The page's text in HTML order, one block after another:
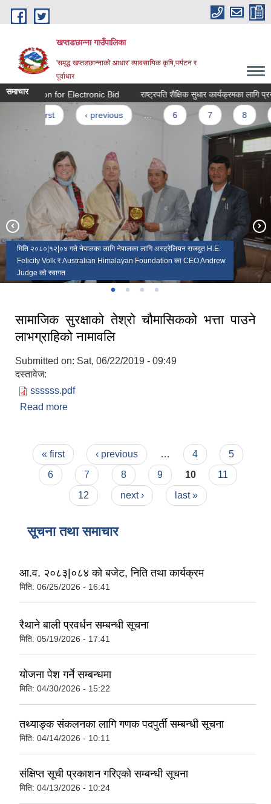
Skip to main content
खप्तडछान्ना गाउँपालिका
'समृद्ध खप्तडछान्नाको आधार' व्यावसायिक कृषि,पर्यटन र
पूर्वाधार
समाचार
Invitation for Electronic Bid राष्ट्रपति शैक्षिक सुधार कार्यक्रमका लागि
Pages ‹ previous …
मिति २०८०|१२|०४ गते नेपालका लागि नेपालका लागि अस्ट्रेलियन राजदुत H.E.
Felicity Volk र Australian Himalayan Foundation का CEO Andrew
Judge को स्वागत
माझिगाउबाट पर्यटक खप्तड जादै
लोखाडा
पालिकाका केही जनप्रतिनिधी , कर्मचारी तथा संघ संस्थाका प्रतिनिधिहरु
सामाजिक सुरक्षाको तेश्रो चौमासिकको भत्ता पाउने
लाभग्राहिको नामावलि
Submitted on: Sat, 06/22/2019 - 09:49
दस्तावेज:
ssssss.pdf
Read more
Pages
« first ‹ previous … 4
5
6
7 8 9 10
11
12
next › last »
सूचना तथा समाचार
आ.व. २०८३|०८४ को बजेट, निति तथा कार्यक्रम
मिति: 06/25/2026 - 16:41
रैथाने बाली प्रवर्धन सम्बन्धी सूचना
मिति: 05/19/2026 - 17:41
योजना पेश गर्ने सम्बन्धमा
मिति: 04/30/2026 - 15:22
तथ्याङ्क संकलनका लागि गणक पदपुर्ती सम्बन्धी सूचना
मिति: 04/14/2026 - 10:11
संक्षिप्त सूची प्रकाशन गरिएको सम्बन्धी सूचना
मिति: 04/13/2026 - 10:24